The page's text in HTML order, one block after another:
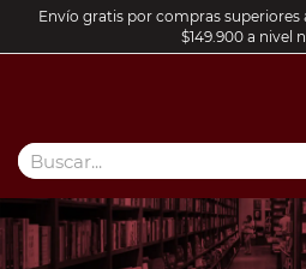
Envío gratis por compras superiores
$149.900 a nivel